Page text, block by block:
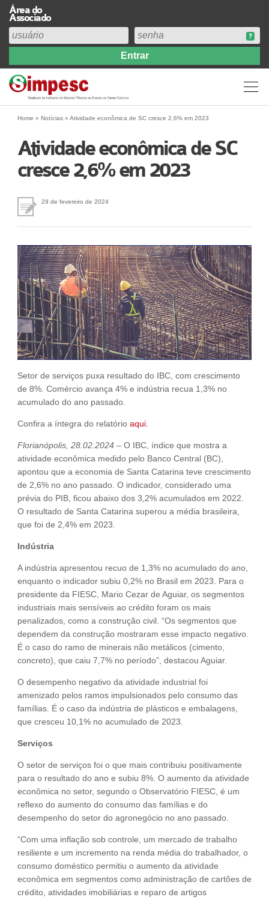
Área do
Associado
Institucional
Perfil
Diretoria
Abrangência
Contribuição Sindical 2026
Prestação de Contas
Central de Comunicação
Agenda
Fale Conosco
NOSSAS ASSOCIADAS
SEJA UM ASSOCIADO
VAGAS
Home » Notícias » Atividade econômica de SC cresce 2,6% em 2023
Atividade econômica de SC
cresce 2,6% em 2023
29 de fevereiro de 2024
Setor de serviços puxa resultado do IBC, com crescimento
de 8%. Comércio avança 4% e indústria recua 1,3% no
acumulado do ano passado.
Confira a íntegra do relatório aqui.
Florianópolis, 28.02.2024 – O IBC, índice que mostra a
atividade econômica medido pelo Banco Central (BC),
apontou que a economia de Santa Catarina teve crescimento
de 2,6% no ano passado. O indicador, considerado uma
prévia do PIB, ficou abaixo dos 3,2% acumulados em 2022.
O resultado de Santa Catarina superou a média brasileira,
que foi de 2,4% em 2023.
Indústria
A indústria apresentou recuo de 1,3% no acumulado do ano,
enquanto o indicador subiu 0,2% no Brasil em 2023. Para o
presidente da FIESC, Mario Cezar de Aguiar, os segmentos
industriais mais sensíveis ao crédito foram os mais
penalizados, como a construção civil. “Os segmentos que
dependem da construção mostraram esse impacto negativo.
É o caso do ramo de minerais não metálicos (cimento,
concreto), que caiu 7,7% no período”, destacou Aguiar.
O desempenho negativo da atividade industrial foi
amenizado pelos ramos impulsionados pelo consumo das
famílias. É o caso da indústria de plásticos e embalagens,
que cresceu 10,1% no acumulado de 2023.
Serviços
O setor de serviços foi o que mais contribuiu positivamente
para o resultado do ano e subiu 8%. O aumento da atividade
econômica no setor, segundo o Observatório FIESC, é um
reflexo do aumento do consumo das famílias e do
desempenho do setor do agronegócio no ano passado.
“Com uma inflação sob controle, um mercado de trabalho
resiliente e um incremento na renda média do trabalhador, o
consumo doméstico permitiu o aumento da atividade
econômica em segmentos como administração de cartões de
crédito, atividades imobiliárias e reparo de artigos